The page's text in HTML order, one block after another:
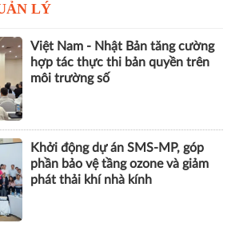
LÝ
Việt Nam - Nhật Bản tăng cường
hợp tác thực thi bản quyền trên
môi trường số
Khởi động dự án SMS-MP, góp
phần bảo vệ tầng ozone và giảm
phát thải khí nhà kính